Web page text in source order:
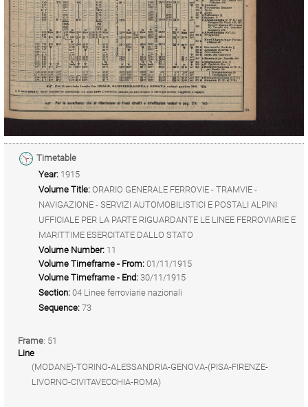
Timetable
Year: 1915
Volume Title: ORARIO GENERALE FERROVIE - TRAMVIE -
NAVIGAZIONE - SERVIZI AUTOMOBILISTICI E POSTALI ALPINI
UFFICIALE PER LA PARTE RIGUARDANTE LE LINEE FERROVIARIE E
MARITTIME ESERCITATE DALLO STATO
Volume Number: 11
Volume Timeframe - From: 01/11/1915
Volume Timeframe - End: 30/11/1915
Section: 04 Linee ferroviarie nazionali
Sequence: 73
Frame: 51
Line
(MODANE)-TORINO-ALESSANDRIA-GENOVA-(PISA-FIRENZE-
LIVORNO-CIVITAVECCHIA-ROMA)